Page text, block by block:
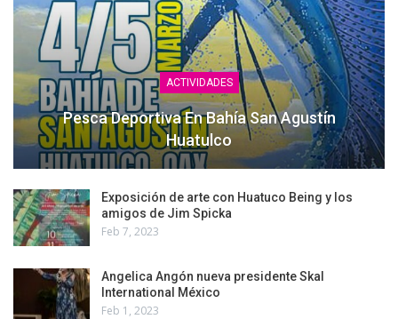
ACTIVIDADES
Pesca Deportiva En Bahía San Agustín
Huatulco
Exposición de arte con Huatuco Being y los
amigos de Jim Spicka
Feb 7, 2023
Angelica Angón nueva presidente Skal
International México
Feb 1, 2023